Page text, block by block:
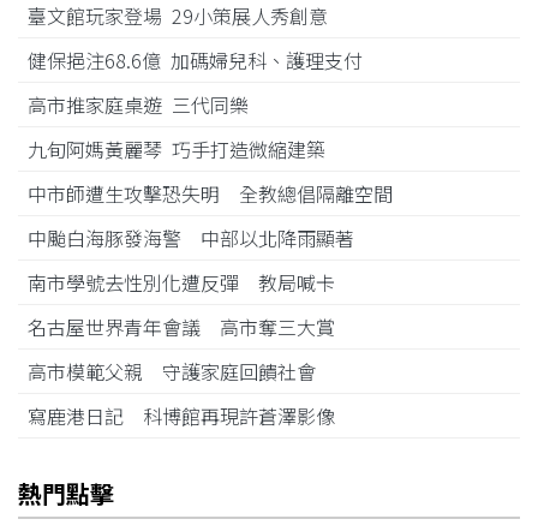
臺文館玩家登場 29小策展人秀創意
健保挹注68.6億 加碼婦兒科、護理支付
高市推家庭桌遊 三代同樂
九旬阿媽黃麗琴 巧手打造微縮建築
中市師遭生攻擊恐失明 全教總倡隔離空間
中颱白海豚發海警 中部以北降雨顯著
南市學號去性別化遭反彈 教局喊卡
名古屋世界青年會議 高市奪三大賞
高市模範父親 守護家庭回饋社會
寫鹿港日記 科博館再現許蒼澤影像
熱門點擊